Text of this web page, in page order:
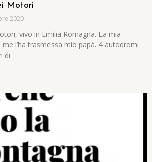
Motori
2020
vivo in Emilia Romagna. La mia
l’ha trasmessa mio papà. 4 autodromi
di